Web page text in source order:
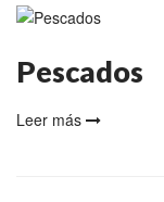
Pescados
Leer más